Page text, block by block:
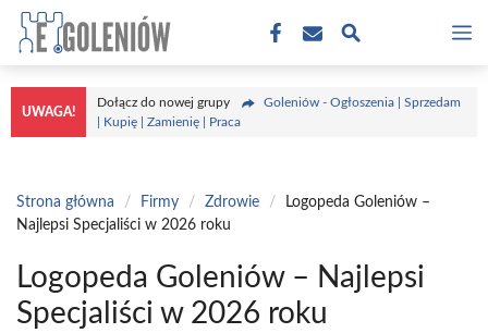
Przejdź
treści
UWAGA!
Dołącz do nowej grupy
Goleniów - Ogłoszenia | Sprzedam
| Kupię | Zamienię | Praca
Strona główna / Firmy / Zdrowie /
Logopeda Goleniów –
Najlepsi Specjaliści w 2026 roku
Logopeda Goleniów – Najlepsi
Specjaliści w 2026 roku